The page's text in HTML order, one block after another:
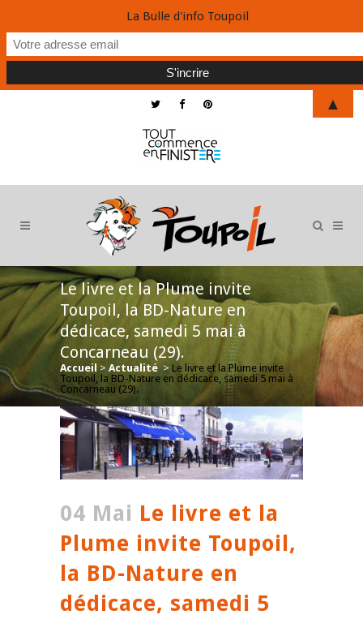
Le livre et la Plume invite
Toupoil, la BD-Nature en
dédicace, samedi 5 mai à
Concarneau (29).
Accueil > Actualité > Le livre et la Plume invite
Toupoil, la BD-Nature en dédicace, samedi 5 mai à
Concarneau (29).
04 Mai Le livre et la
Plume invite Toupoil,
la BD-Nature en
dédicace, samedi 5
La Bulle d'info Toupoil
▲